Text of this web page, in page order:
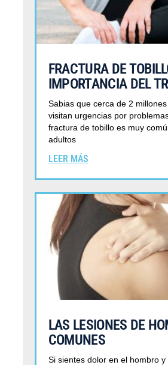
FRACTURA DE
IMPORTANCIA DEL
Sabias que cerca de 2
visitan urgencias por
fractura de tobillo es muy
adultos
LEER MÁS
LAS LESIONES DE
COMUNES
Si sientes dolor en el hombro